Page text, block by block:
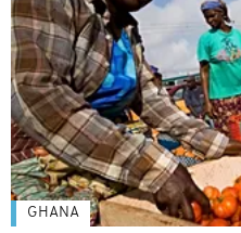
GHANA